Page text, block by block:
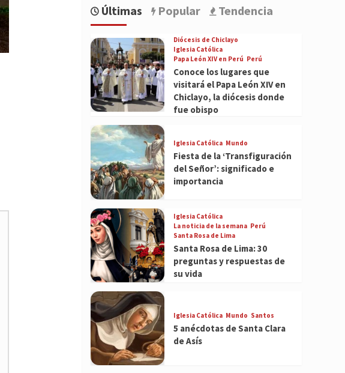
Últimas Popular Tendencia
Diócesis de Chiclayo
Iglesia Católica
Papa León XIV en Perú Perú
Conoce los lugares que
visitará el Papa León XIV en
Chiclayo, la diócesis donde
fue obispo
Iglesia Católica Mundo
Fiesta de la ‘Transfiguración
del Señor’: significado e
importancia
Iglesia Católica
La noticia de la semana Perú
Santa Rosa de Lima
Santa Rosa de Lima: 30
preguntas y respuestas de
su vida
Iglesia Católica Mundo Santos
5 anécdotas de Santa Clara
de Asís